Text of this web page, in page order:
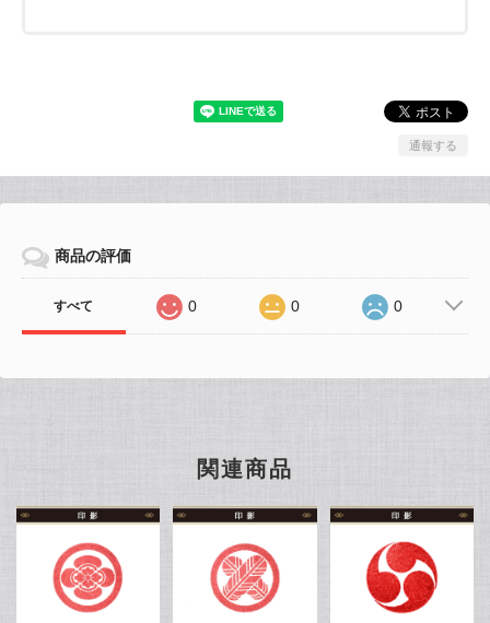
通報する
商品の評価
すべて 0 0 0
関連商品